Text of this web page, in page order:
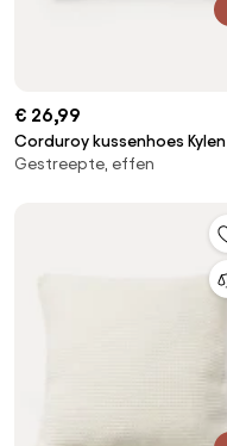
€ 26,99
Corduroy kussenhoes Kylen
Gestreepte, effen